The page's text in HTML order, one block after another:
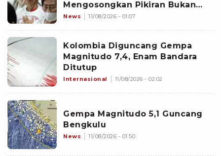
Mengosongkan Pikiran Bukan
Satu-satunya Cara
News 11/08/2026 - 01:07
Kolombia Diguncang Gempa
Magnitudo 7,4, Enam Bandara
Ditutup
Internasional 11/08/2026 - 02:02
Gempa Magnitudo 5,1 Guncang
Bengkulu
News 11/08/2026 - 01:50